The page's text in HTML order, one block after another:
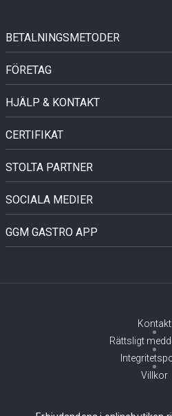
BETALNINGSMETODER
FÖRETAG
HJÄLP & KONTAKT
CERTIFIKAT
STOLTA PARTNER
SOCIALA MEDIER
GGM GASTRO APP
Kontakt
Rättsligt
Villkor